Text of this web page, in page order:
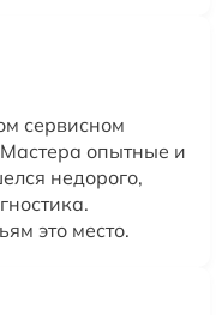
сервисном
Мастера опытные и
недорого,
это место.